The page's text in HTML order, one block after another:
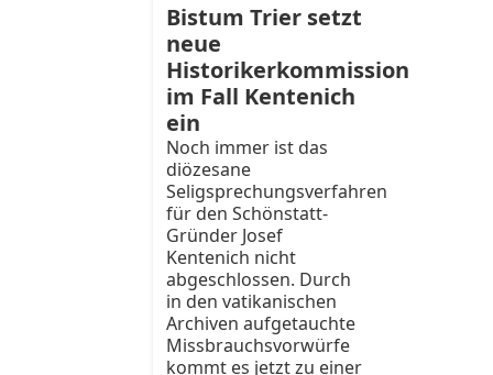
Bistum Trier setzt
neue
Historikerkommission
im Fall Kentenich
ein
Noch immer ist das
diözesane
Seligsprechungsverfahren
für den Schönstatt-
Gründer Josef
Kentenich nicht
abgeschlossen. Durch
in den vatikanischen
Archiven aufgetauchte
Missbrauchsvorwürfe
kommt es jetzt zu einer